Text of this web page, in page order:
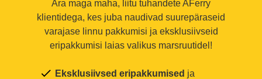
Ära maga maha, liitu tuhandete AFerry
klientidega, kes juba naudivad suurepäraseid
varajase linnu pakkumisi ja eksklusiivseid
eripakkumisi laias valikus marsruutidel!
Eksklusiivsed eripakkumised ja